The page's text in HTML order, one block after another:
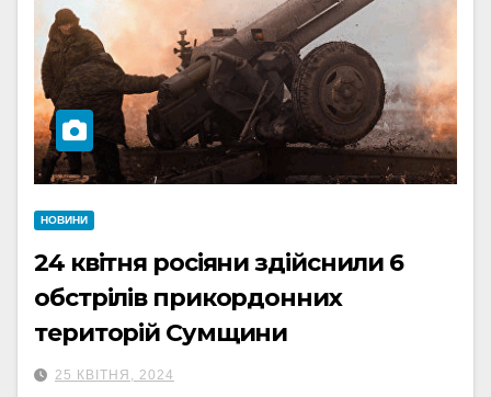
НОВИНИ
24 квітня росіяни здійснили 6
обстрілів прикордонних
територій Сумщини
25 КВІТНЯ, 2024